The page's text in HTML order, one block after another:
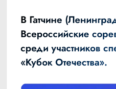
В Гатчине
Всероссийские
среди участников
«Кубок Отечества».